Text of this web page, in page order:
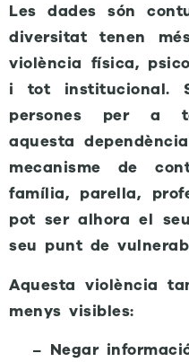
Les dades són
diversitat tenen
violència física,
i tot institucional.
persones per a
aquesta
mecanisme de
família, parella,
pot ser alhora el
seu punt de
Aquesta violència
menys visibles:
– Negar